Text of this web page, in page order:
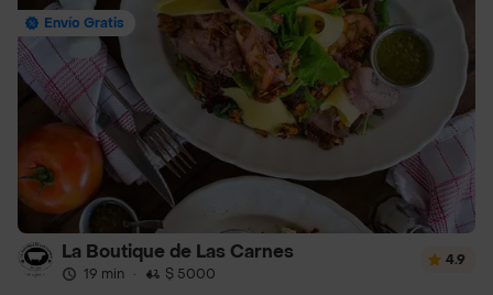
Envío Gratis
La Boutique de Las Carnes
19 min · $ 5000
4.9